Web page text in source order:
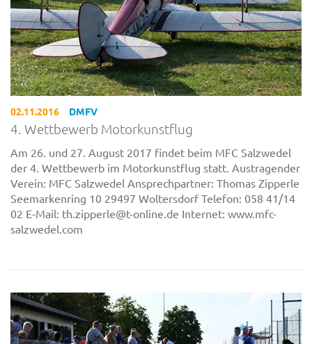
02.11.2016 DMFV
4. Wettbewerb Motorkunstflug
Am 26. und 27. August 2017 findet beim MFC Salzwedel
der 4. Wettbewerb im Motorkunstflug statt. Austragender
Verein: MFC Salzwedel Ansprechpartner: Thomas Zipperle
Seemarkenring 10 29497 Woltersdorf Telefon: 058 41/14
02 E-Mail: th.zipperle@t-online.de Internet: www.mfc-
salzwedel.com